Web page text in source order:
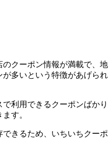
のクーポン情報が満載で、地
多いという特徴があげられ
利用できるクーポンばかり
す。
きるため、いちいちクーポ